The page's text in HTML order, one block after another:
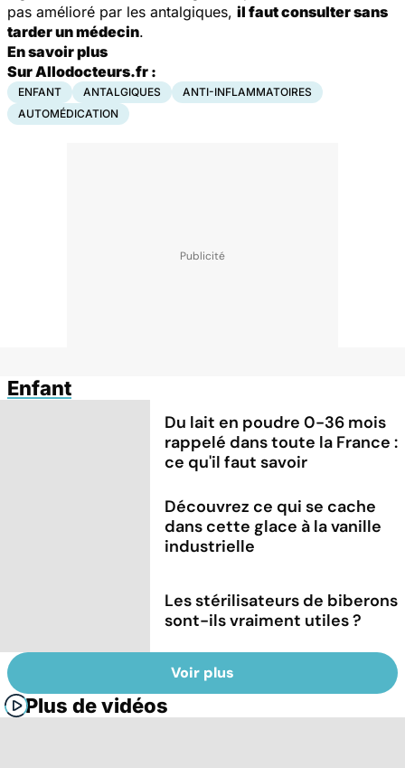
pas amélioré par les antalgiques, il faut consulter sans
tarder un médecin.
En savoir plus
Sur Allodocteurs.fr :
ENFANT ANTALGIQUES
ANTI-INFLAMMATOIRES
AUTOMÉDICATION
Enfant
Du lait en poudre 0-36 mois
rappelé dans toute la France :
ce qu'il faut savoir
Découvrez ce qui se cache
dans cette glace à la vanille
industrielle
Les stérilisateurs de biberons
sont-ils vraiment utiles ?
Voir plus
Plus de vidéos